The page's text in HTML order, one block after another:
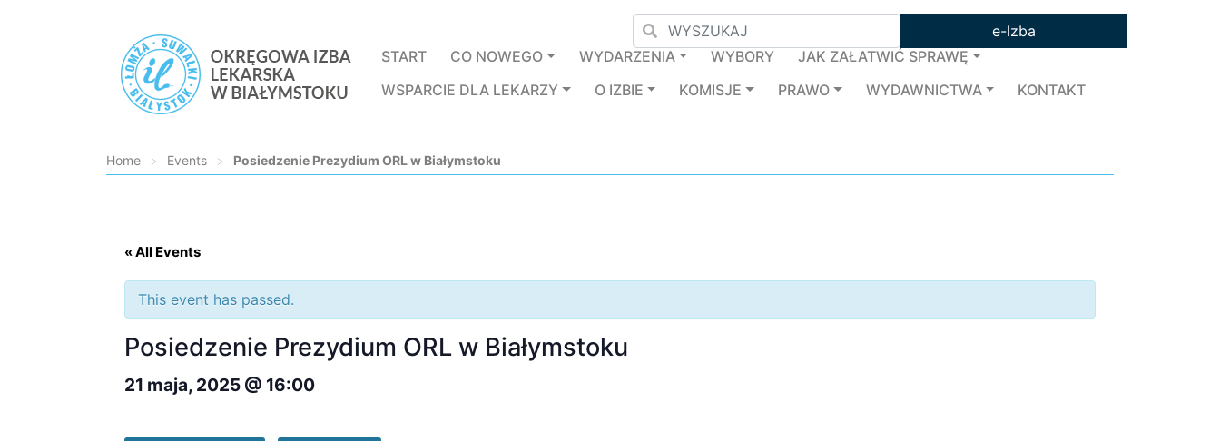
e-Izba
START
CO NOWEGO WYDARZENIA WYBORY
JAK ZAŁATWIĆ SPRAWĘ
WSPARCIE DLA LEKARZY
O IZBIE KOMISJE PRAWO WYDAWNICTWA KONTAKT
Home > Events > Posiedzenie Prezydium ORL w Białymstoku
« All Events
This event has passed.
Posiedzenie Prezydium ORL w Białymstoku
21 maja, 2025 @ 16:00